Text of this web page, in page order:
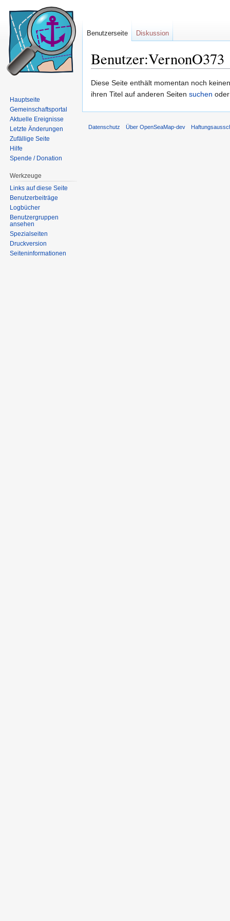
Benutzer:VernonO373
Diese Seite enthält momentan noch
ihren Titel auf anderen Seiten suchen
Benutzerseite Diskussion
Hauptseite
Gemeinschaftsportal
Aktuelle Ereignisse
Letzte Änderungen
Zufällige Seite
Hilfe
Spende / Donation
Werkzeuge
Links auf diese Seite
Benutzerbeiträge
Logbücher
Benutzergruppen
ansehen
Spezialseiten
Druckversion
Seiten­informationen
Datenschutz Über OpenSeaMap-dev